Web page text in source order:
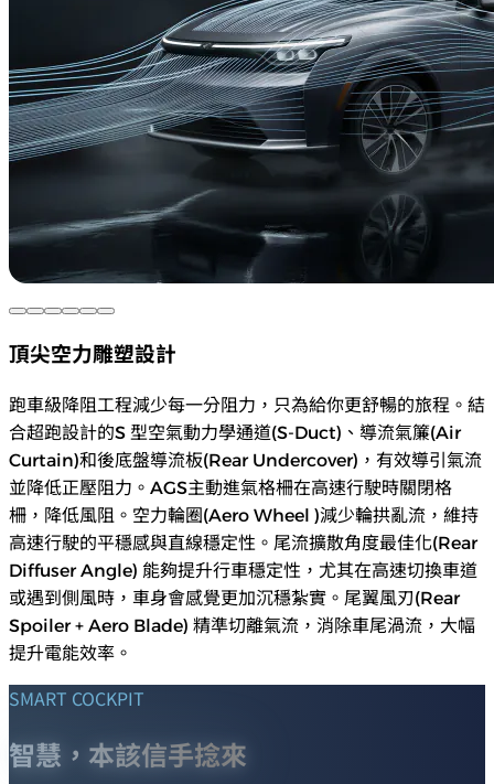
頂尖空力雕塑設計
跑車級降阻工程減少每一分阻力，只為給你更舒暢的旅程。結
合超跑設計的S 型空氣動力學通道(S-Duct)、導流氣簾(Air
Curtain)和後底盤導流板(Rear Undercover)，有效導引氣流
並降低正壓阻力。AGS主動進氣格柵在高速行駛時關閉格
柵，降低風阻。空力輪圈(Aero Wheel )減少輪拱亂流，維持
高速行駛的平穩感與直線穩定性。尾流擴散角度最佳化(Rear
Diffuser Angle) 能夠提升行車穩定性，尤其在高速切換車道
或遇到側風時，車身會感覺更加沉穩紮實。尾翼風刃(Rear
Spoiler + Aero Blade) 精準切離氣流，消除車尾渦流，大幅
提升電能效率。
SMART COCKPIT
智慧，本該信手捻來